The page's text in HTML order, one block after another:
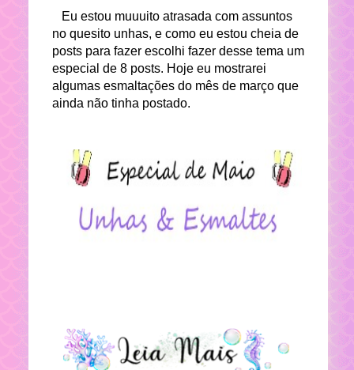
Eu estou muuuito atrasada com assuntos
no quesito unhas, e como eu estou cheia de
posts para fazer escolhi fazer desse tema um
especial de 8 posts. Hoje eu mostrarei
algumas esmaltações do mês de março que
ainda não tinha postado.